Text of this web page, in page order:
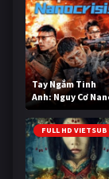
Tay Ngắm Tinh
Anh: Nguy Cơ
FULL HD VIETSUB